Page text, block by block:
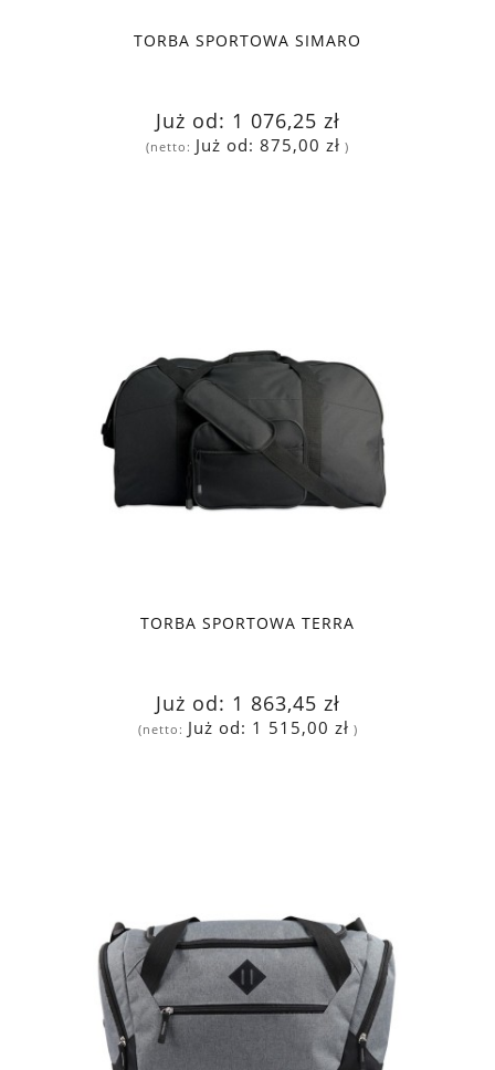
TORBA SPORTOWA SIMARO
Już od: 1 076,25 zł
(netto: Już od: 875,00 zł )
TORBA SPORTOWA TERRA
Już od: 1 863,45 zł
(netto: Już od: 1 515,00 zł )